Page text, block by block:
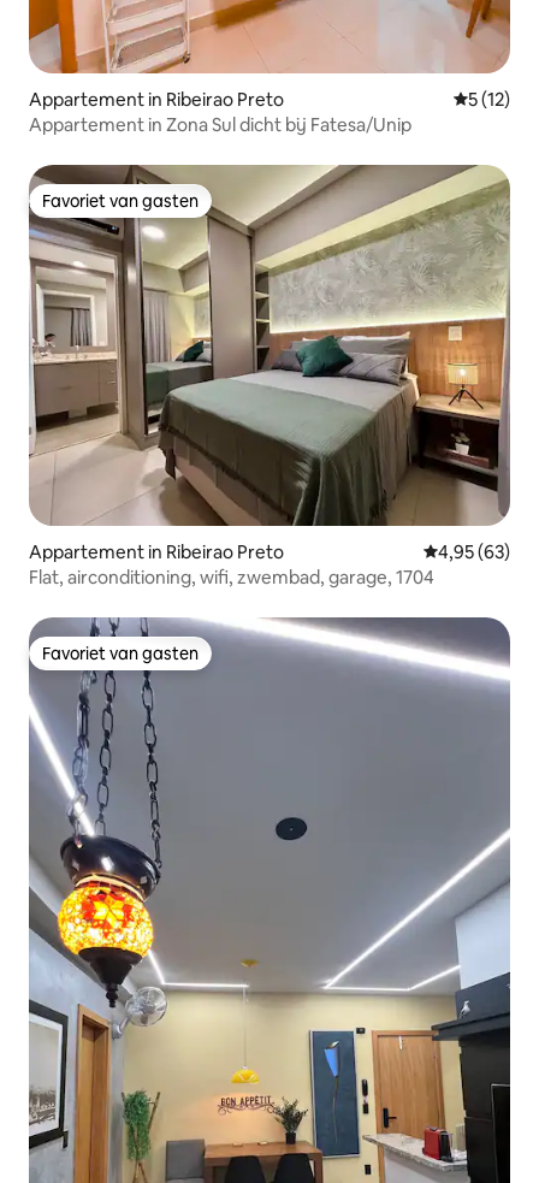
Appartement in Ribeirao Preto
5 (12)
Appartement in Zona Sul dicht bij Fatesa/Unip
Favoriet van gasten
Favoriet van gasten
Appartement in Ribeirao Preto Gemiddelde
4,95 (63)
Flat, airconditioning, wifi, zwembad, garage, 1704
Favoriet van gasten
Favoriet van gasten